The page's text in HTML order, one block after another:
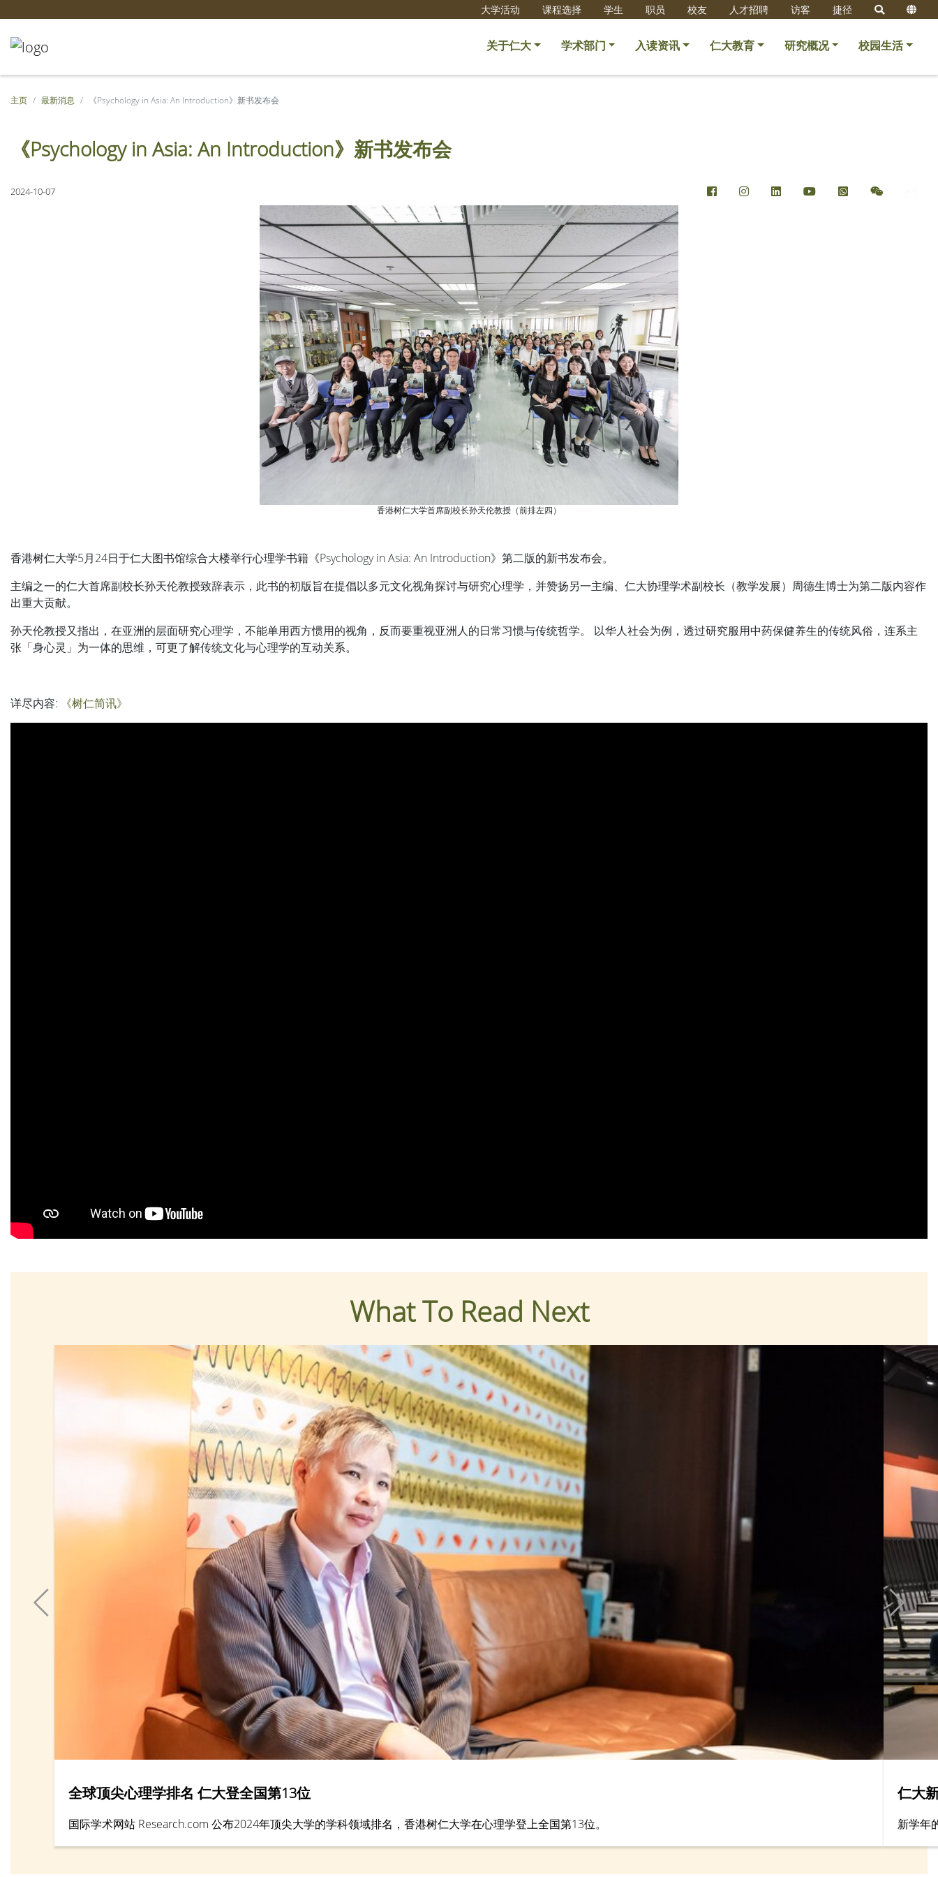
大学活动 课程选择 学生 职员 校友 人才招聘 访客 捷径
关于仁大 学术部门 入读资讯 仁大教育 研究概况 校园生活
主页 最新消息 《Psychology in Asia: An Introduction》新书发布会
《Psychology in Asia: An Introduction》新书发布会
2024-10-07
香港树仁大学首席副校长孙天伦教授（前排左四）
香港树仁大学5月24日于仁大图书馆综合大楼举行心理学书籍《Psychology in Asia: An Introduction》第二版的新书发布会。
主编之一的仁大首席副校长孙天伦教授致辞表示，此书的初版旨在提倡以多元文化视角探讨与研究心理学，并赞扬另一主编、仁大协理学术副校长（教学发展）周德生博士为第二版内容作
出重大贡献。
孙天伦教授又指出，在亚洲的层面研究心理学，不能单用西方惯用的视角，反而要重视亚洲人的日常习惯与传统哲学。 以华人社会为例，透过研究服用中药保健养生的传统风俗，连系主
张「身心灵」为一体的思维，可更了解传统文化与心理学的互动关系。
详尽内容: 《树仁简讯》
What To Read Next
全球顶尖心理学排名 仁大登全国第13位
国际学术网站 Research.com 公布2024年顶尖大学的学科领域排名，香港树仁大学在心理学登上全国第13位。
仁大
新学年